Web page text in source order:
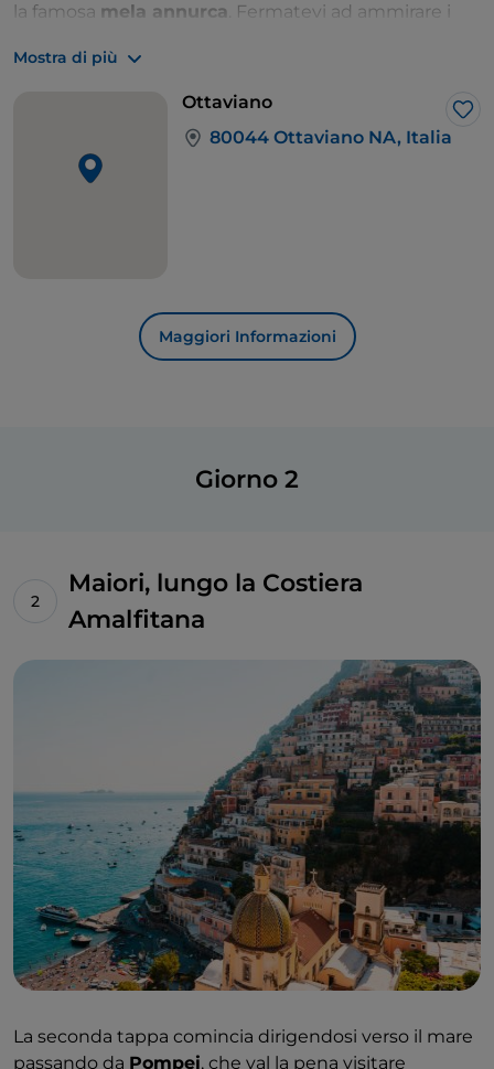
la famosa mela annurca . Fermatevi ad ammirare i
nel Settecento da Luigi Vanvitelli su ispirazione degli
antichi acquedotti romani. Quando fu costruito era il
ponte più lungo d’Europa, capace di resistere a tre
violenti terremoti. Visitate anche il castello di
Maddaloni e il Santuario di San Michele e Santa Maria
Mostra di più
Ottaviano
80044 Ottaviano NA, Italia
Maggiori Informazioni
Giorno 2
Maiori, lungo la Costiera
Amalfitana
La seconda tappa comincia dirigendosi verso il mare
passando da Pompei, che val la pena visitare